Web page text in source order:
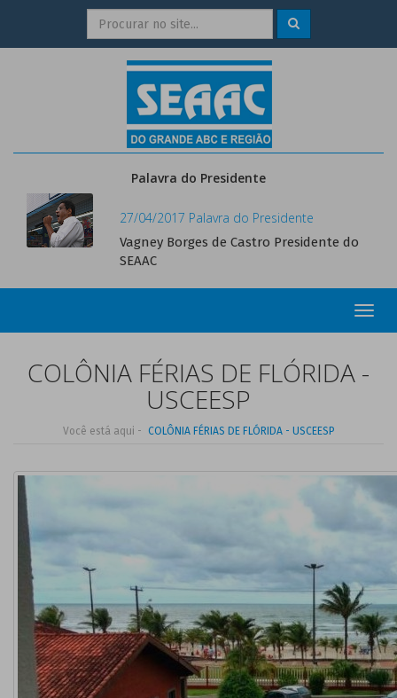
Palavra do Presidente
27/04/2017 Palavra do Presidente
Vagney Borges de Castro Presidente do
SEAAC
COLÔNIA FÉRIAS DE FLÓRIDA -
USCEESP
Você está aqui - COLÔNIA FÉRIAS DE FLÓRIDA - USCEESP